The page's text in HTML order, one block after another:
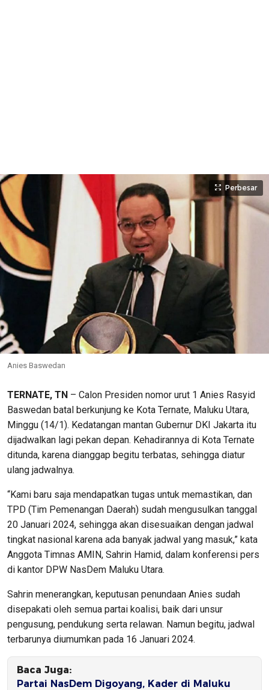
Perbesar
Anies Baswedan
TERNATE, TN – Calon Presiden nomor urut 1 Anies Rasyid
Baswedan batal berkunjung ke Kota Ternate, Maluku Utara,
Minggu (14/1). Kedatangan mantan Gubernur DKI Jakarta itu
dijadwalkan lagi pekan depan. Kehadirannya di Kota Ternate
ditunda, karena dianggap begitu terbatas, sehingga diatur
ulang jadwalnya.
“Kami baru saja mendapatkan tugas untuk memastikan, dan
TPD (Tim Pemenangan Daerah) sudah mengusulkan tanggal
20 Januari 2024, sehingga akan disesuaikan dengan jadwal
tingkat nasional karena ada banyak jadwal yang masuk,” kata
Anggota Timnas AMIN, Sahrin Hamid, dalam konferensi pers
di kantor DPW NasDem Maluku Utara.
Sahrin menerangkan, keputusan penundaan Anies sudah
disepakati oleh semua partai koalisi, baik dari unsur
pengusung, pendukung serta relawan. Namun begitu, jadwal
terbarunya diumumkan pada 16 Januari 2024.
Baca Juga:
Partai NasDem Digoyang, Kader di Maluku